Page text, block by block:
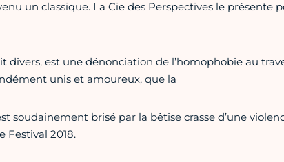
un classique. La Cie des Perspectives le présente
divers, est une dénonciation de l’homophobie au
unis et amoureux, que la
soudainement brisé par la bêtise crasse d’une
Festival 2018.